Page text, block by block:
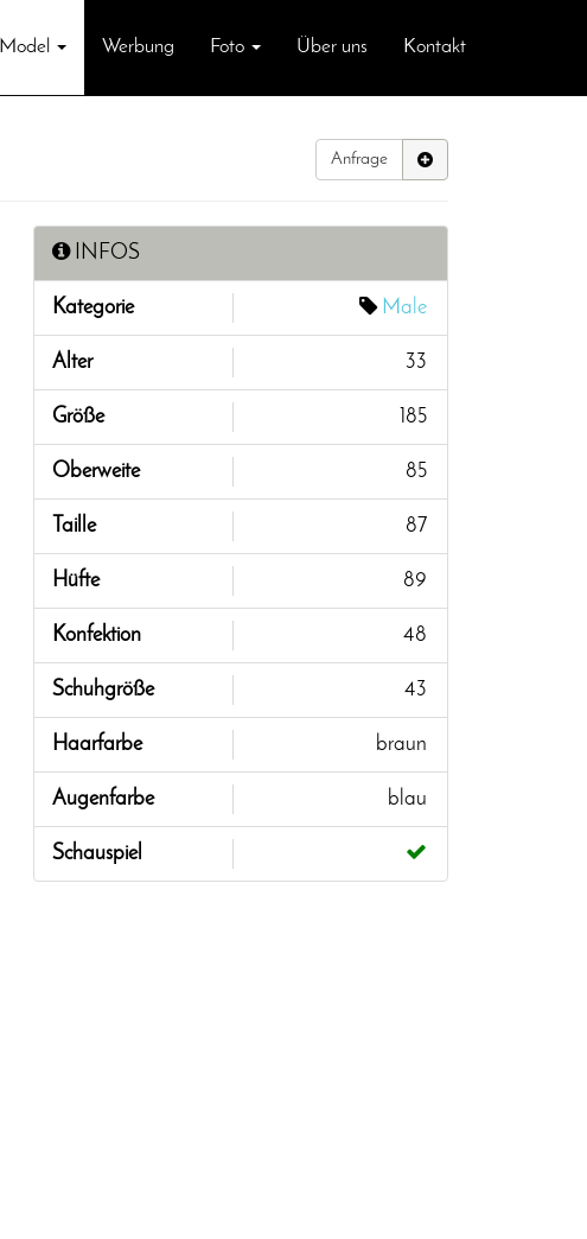
Model Werbung Foto Über uns Kontakt
Anfrage
INFOS
Kategorie Male
Alter 33
Größe 185
Oberweite 85
Taille 87
Hüfte 89
Konfektion 48
Schuhgröße 43
Haarfarbe braun
Augenfarbe blau
Schauspiel